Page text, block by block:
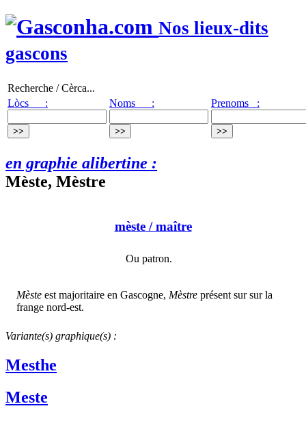
Nos lieux-dits
gascons
Recherche / Cèrca...
Lòcs :
Noms : Prenoms :
en graphie alibertine :
Mèste, Mèstre
mèste/ maître
Ou patron.
Mèste est majoritaire en Gascogne, Mèstre présent sur sur la
frange nord-est.
Variante(s) graphique(s) :
Mesthe
Meste